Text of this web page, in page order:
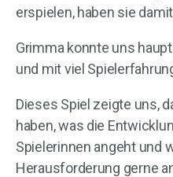
erspielen, haben sie
Grimma konnte uns
und mit viel
Dieses Spiel zeigte uns,
haben, was die
Spielerinnen angeht und
Herausforderung gerne